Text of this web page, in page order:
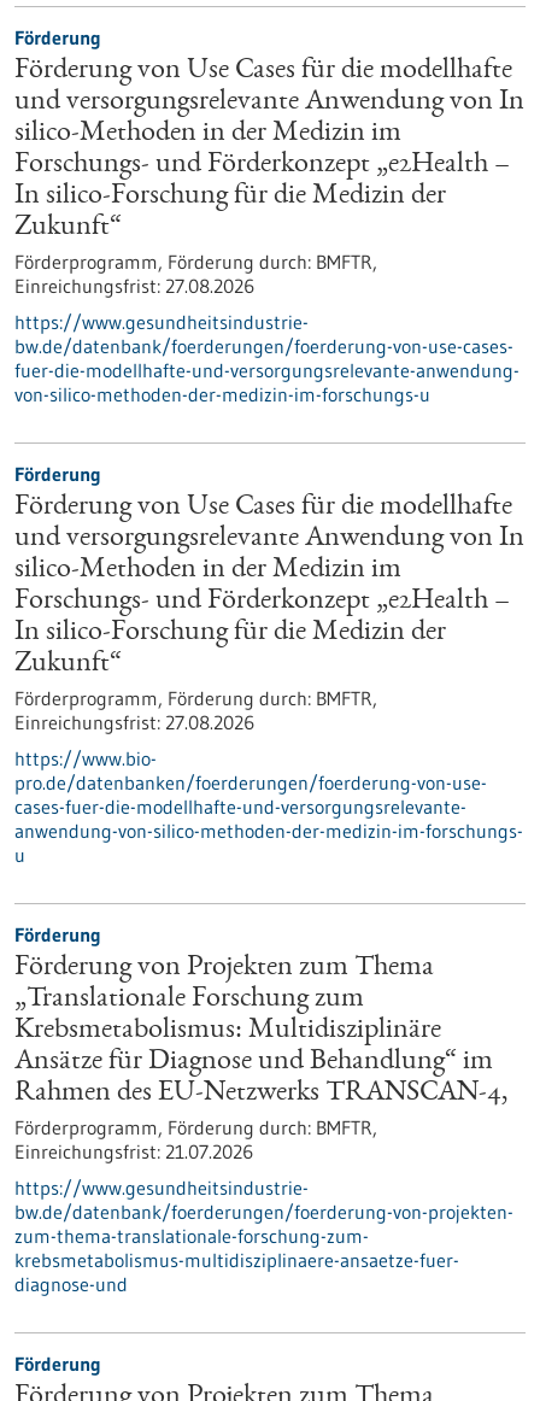
Förderung
Förderung von Use Cases für die modellhafte
und versorgungsrelevante Anwendung von In
silico-Methoden in der Medizin im
Forschungs- und Förderkonzept „e2Health –
In silico-Forschung für die Medizin der
Zukunft“
Förderprogramm, Förderung durch: BMFTR,
Einreichungsfrist: 27.08.2026
https://www.gesundheitsindustrie-
bw.de/datenbank/foerderungen/foerderung-von-use-cases-
fuer-die-modellhafte-und-versorgungsrelevante-anwendung-
von-silico-methoden-der-medizin-im-forschungs-u
Förderung
Förderung von Use Cases für die modellhafte
und versorgungsrelevante Anwendung von In
silico-Methoden in der Medizin im
Forschungs- und Förderkonzept „e2Health –
In silico-Forschung für die Medizin der
Zukunft“
Förderprogramm, Förderung durch: BMFTR,
Einreichungsfrist: 27.08.2026
https://www.bio-
pro.de/datenbanken/foerderungen/foerderung-von-use-
cases-fuer-die-modellhafte-und-versorgungsrelevante-
anwendung-von-silico-methoden-der-medizin-im-forschungs-
u
Förderung
Förderung von Projekten zum Thema
„Translationale Forschung zum
Krebsmetabolismus: Multidisziplinäre
Ansätze für Diagnose und Behandlung“ im
Rahmen des EU-Netzwerks TRANSCAN-4,
Förderprogramm, Förderung durch: BMFTR,
Einreichungsfrist: 21.07.2026
https://www.gesundheitsindustrie-
bw.de/datenbank/foerderungen/foerderung-von-projekten-
zum-thema-translationale-forschung-zum-
krebsmetabolismus-multidisziplinaere-ansaetze-fuer-
diagnose-und
Förderung